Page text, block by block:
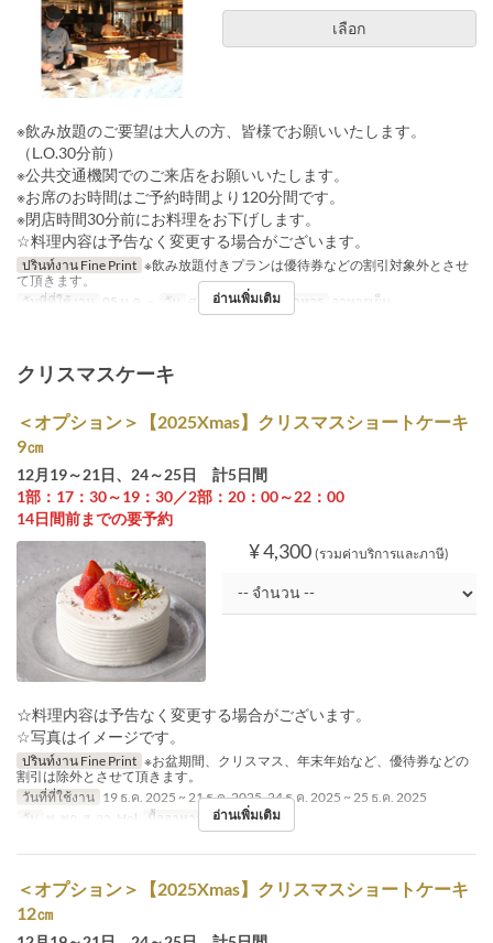
เลือก
※飲み放題のご要望は大人の方、皆様でお願いいたします。
（L.O.30分前）
※公共交通機関でのご来店をお願いいたします。
※お席のお時間はご予約時間より120分間です。
※閉店時間30分前にお料理をお下げします。
☆料理内容は予告なく変更する場合がございます。
ปรินท์งาน Fine Print ※飲み放題付きプランは優待券などの割引対象外とさせ
て頂きます。
วันที่ที่ใช้งาน
05 ม.ค. ~ วัน ศ, ส, อา, Hol มื้ออาหาร อาหารเย็น
อ่านเพิ่มเติม
クリスマスケーキ
＜オプション＞【2025Xmas】クリスマスショートケーキ
9㎝
12月19～21日、24～25日 計5日間
1部：17：30～19：30／2部：20：00～22：00
14日間前までの要予約
¥ 4,300 (รวมค่าบริการและภาษี)
☆料理内容は予告なく変更する場合がございます。
☆写真はイメージです。
ปรินท์งาน Fine Print ※お盆期間、クリスマス、年末年始など、優待券などの
割引は除外とさせて頂きます。
วันที่ที่ใช้งาน 19 ธ.ค. 2025 ~ 21 ธ.ค. 2025, 24 ธ.ค. 2025 ~ 25 ธ.ค. 2025
วัน
พ, พฤ, ส, อา, Hol มื้ออาหาร อาหารกลางวัน
อ่านเพิ่มเติม
＜オプション＞【2025Xmas】クリスマスショートケーキ
12㎝